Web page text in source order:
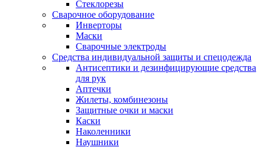
Стеклорезы
Сварочное оборудование
Инверторы
Маски
Сварочные электроды
Средства индивидуальной защиты и спецодежда
Антисептики и дезинфицирующие средства
для рук
Аптечки
Жилеты, комбинезоны
Защитные очки и маски
Каски
Наколенники
Наушники